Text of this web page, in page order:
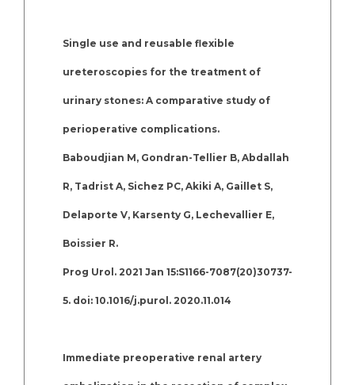
Single use and reusable flexible
ureteroscopies for the treatment of
urinary stones: A comparative study of
perioperative complications.
Baboudjian M, Gondran-Tellier B, Abdallah
R, Tadrist A, Sichez PC, Akiki A, Gaillet S,
Delaporte V, Karsenty G, Lechevallier E,
Boissier R.
Prog Urol. 2021 Jan 15:S1166-7087(20)30737-
5. doi: 10.1016/j.purol. 2020.11.014
Immediate preoperative renal artery